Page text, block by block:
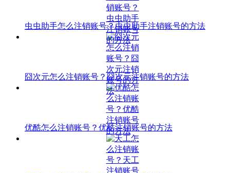
虫虫助手怎么注销账号？虫虫助手注销账号的方法
囧次元怎么注销账号？囧次元注销账号的方法
优酷怎么注销账号？优酷注销账号的方法